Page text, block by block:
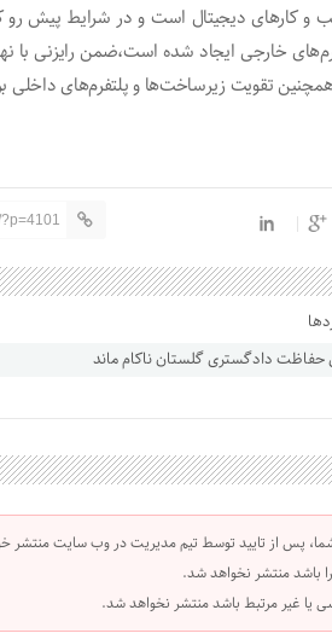
و کار‌های دیجیتال است و در شرایط پیش
خارجی ایجاد شده است،ضمن رایزنی با
تقویت زیرساخت‌ها و پلتفرم‌های داخلی
پس از تایید توسط تیم مدیریت در وب سایت منتشر
باشد منتشر نخواهد شد.
یا غیر مرتبط باشد منتشر نخواهد شد.